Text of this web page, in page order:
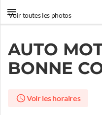
Voir toutes les photos
AUTO
BONNE
Voir les horaires